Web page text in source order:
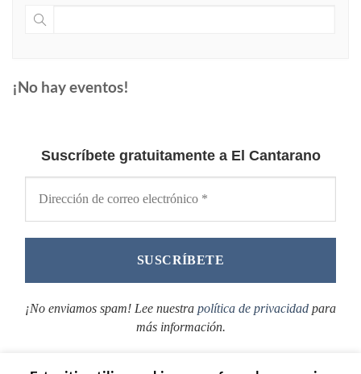
¡No hay eventos!
Suscríbete gratuitamente a El Cantarano
¡No enviamos spam! Lee nuestra política de privacidad para
más información.